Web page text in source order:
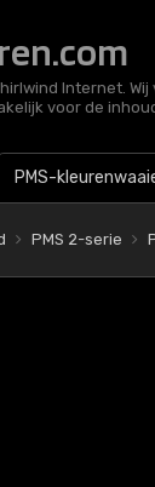
Internet.
voor de
PMS-
PMS 2-serie